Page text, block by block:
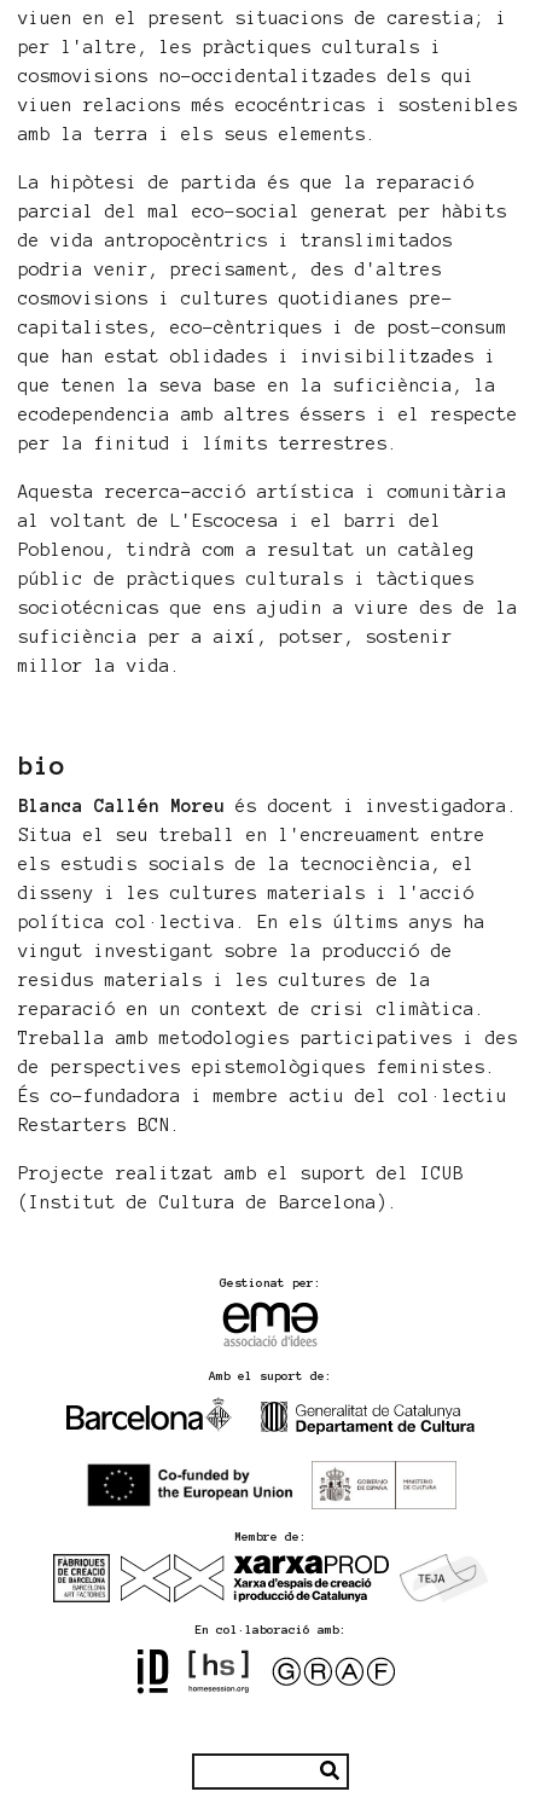
viuen en el present situacions de carestia; i
per l'altre, les pràctiques culturals i
cosmovisions no-occidentalitzades dels qui
viuen relacions més ecocéntricas i sostenibles
amb la terra i els seus elements.
La hipòtesi de partida és que la reparació
parcial del mal eco-social generat per hàbits
de vida antropocèntrics i translimitados
podria venir, precisament, des d'altres
cosmovisions i cultures quotidianes pre-
capitalistes, eco-cèntriques i de post-consum
que han estat oblidades i invisibilitzades i
que tenen la seva base en la suficiència, la
ecodependencia amb altres éssers i el respecte
per la finitud i límits terrestres.
Aquesta recerca-acció artística i comunitària
al voltant de L'Escocesa i el barri del
Poblenou, tindrà com a resultat un catàleg
públic de pràctiques culturals i tàctiques
sociotécnicas que ens ajudin a viure des de la
suficiència per a així, potser, sostenir
millor la vida.
bio
Blanca Callén Moreu és docent i investigadora.
Situa el seu treball en l'encreuament entre
els estudis socials de la tecnociència, el
disseny i les cultures materials i l'acció
política col·lectiva. En els últims anys ha
vingut investigant sobre la producció de
residus materials i les cultures de la
reparació en un context de crisi climàtica.
Treballa amb metodologies participatives i des
de perspectives epistemològiques feministes.
És co-fundadora i membre actiu del col·lectiu
Restarters BCN.
Projecte realitzat amb el suport del ICUB
(Institut de Cultura de Barcelona).
Gestionat per:
Amb el suport de:
Membre de:
En col·laboració amb: